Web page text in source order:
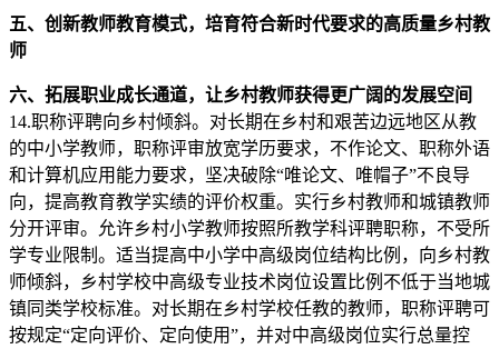
五、创新教师教育模式，培育符合新时代要求的高质量乡村教
师
六、拓展职业成长通道，让乡村教师获得更广阔的发展空间
14.职称评聘向乡村倾斜。对长期在乡村和艰苦边远地区从教
的中小学教师，职称评审放宽学历要求，不作论文、职称外语
和计算机应用能力要求，坚决破除“唯论文、唯帽子”不良导
向，提高教育教学实绩的评价权重。实行乡村教师和城镇教师
分开评审。允许乡村小学教师按照所教学科评聘职称，不受所
学专业限制。适当提高中小学中高级岗位结构比例，向乡村教
师倾斜，乡村学校中高级专业技术岗位设置比例不低于当地城
镇同类学校标准。对长期在乡村学校任教的教师，职称评聘可
按规定“定向评价、定向使用”，并对中高级岗位实行总量控